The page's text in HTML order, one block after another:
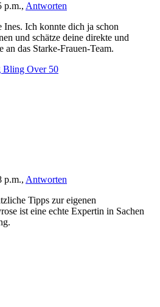
p.m., Antworten
Ich konnte dich ja schon
und schätze deine direkte und
das Starke-Frauen-Team.
Bling Over 50
p.m., Antworten
Tipps zur eigenen
ist eine echte Expertin in Sachen